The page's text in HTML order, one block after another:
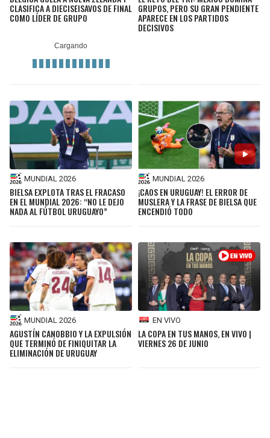
CLASIFICA A DIECISEISAVOS DE FINAL
COMO LÍDER DE GRUPO
GRUPOS, PERO SU GRAN PENDIENTE
APARECE EN LOS PARTIDOS
DECISIVOS
MUNDIAL 2026
BIELSA EXPLOTA TRAS EL FRACASO
EN EL MUNDIAL 2026: “NO LE DEJO
NADA AL FÚTBOL URUGUAYO”
MUNDIAL 2026
¡CAOS EN URUGUAY! EL ERROR DE
MUSLERA Y LA FRASE DE BIELSA QUE
ENCENDIÓ TODO
MUNDIAL 2026
AGUSTÍN CANOBBIO Y LA EXPULSIÓN
QUE TERMINÓ DE FINIQUITAR LA
ELIMINACIÓN DE URUGUAY
EN VIVO
LA COPA EN TUS MANOS, EN VIVO |
VIERNES 26 DE JUNIO